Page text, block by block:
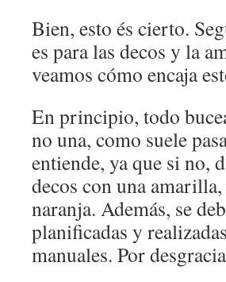
Bien, esto és cierto.
es para las decos y la
veamos cómo encaja
En principio, todo
no una, como suele
entiende, ya que si no,
decos con una
naranja. Además, se
planificadas y
manuales. Por